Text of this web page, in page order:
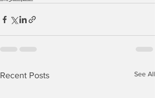
Recent Posts See All